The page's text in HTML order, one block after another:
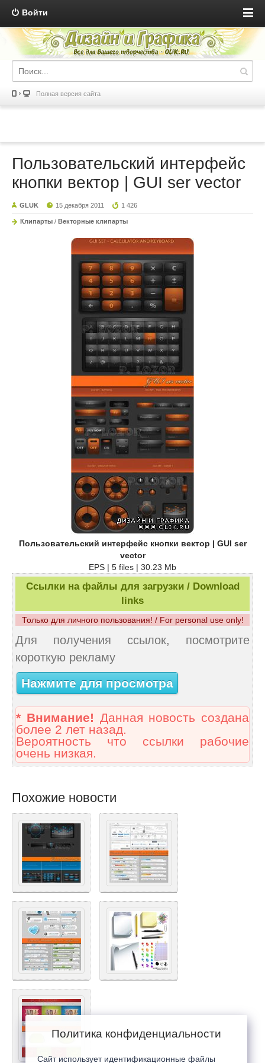
Войти
Полная версия сайта
Пользовательский интерфейс
кнопки вектор | GUI ser vector
GLUK 15 декабря 2011 1 426
Клипарты / Векторные клипарты
Пользовательский интерфейс кнопки вектор | GUI ser
vector
EPS | 5 files | 30.23 Mb
Ссылки на файлы для загрузки / Download
links
Только для личного пользования! / For personal use only!
Для получения ссылок, посмотрите
короткую рекламу
Нажмите для просмотра
* Внимание! Данная новость создана
более 2 лет назад.
Вероятность что ссылки рабочие
очень низкая.
Похожие новости
Политика конфиденциальности
Сайт использует идентификационные файлы